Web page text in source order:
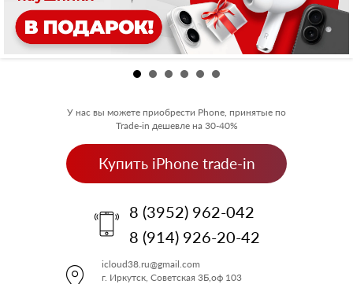
У нас вы можете приобрести Phone, принятые по
Trade-in дешевле на 30-40%
Купить iPhone trade-in
8 (3952) 962-042
8 (914) 926-20-42
icloud38.ru@gmail.com
г. Иркутск, Советская 3Б,оф 103